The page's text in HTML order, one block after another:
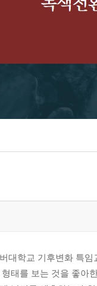
대학교 기후변화 특
태를 보는 것을 좋아